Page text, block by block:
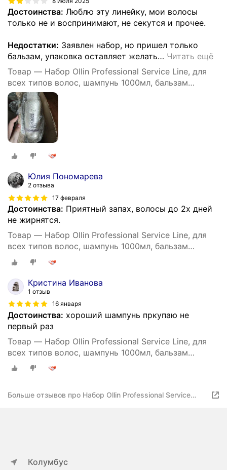
Достоинства: Люблю эту линейку, мои волосы
только не и воспринимают, не секутся и прочее.
Недостатки: Заявлен набор, но пришел только
бальзам, упаковка оставляет желать… Читать ещё
Товар — Набор Ollin Professional Service Line, для
всех типов волос, шампунь 1000мл, бальзам
1000мл
Юлия Пономарева
2 отзыва
17 февраля
Достоинства: Приятный запах, волосы до 2х дней
не жирнятся.
Товар — Набор Ollin Professional Service Line, для
всех типов волос, шампунь 1000мл, бальзам
1000мл
Кристина Иванова
1 отзыв
16 января
Достоинства: хороший шампунь пркупаю не
первый раз
Товар — Набор Ollin Professional Service Line, для
всех типов волос, шампунь 1000мл, бальзам
1000мл
Больше отзывов про Набор Ollin Professional Service
Колумбус